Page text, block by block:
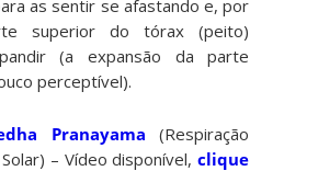
as sentir se afastando e, por
superior do tórax (peito)
(a expansão da parte
perceptível).
Pranayama (Respiração
– Vídeo disponível,clique